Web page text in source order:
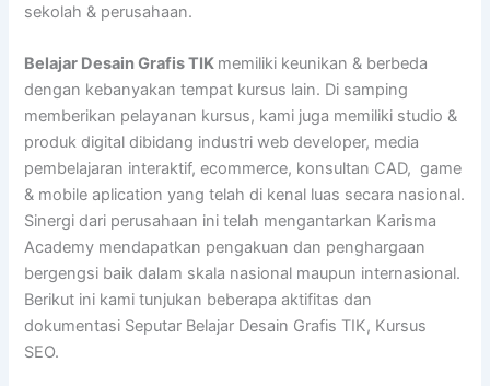
sekolah & perusahaan.
Belajar Desain Grafis TIK memiliki keunikan & berbeda
dengan kebanyakan tempat kursus lain. Di samping
memberikan pelayanan kursus, kami juga memiliki studio &
produk digital dibidang industri web developer, media
pembelajaran interaktif, ecommerce, konsultan CAD, game
& mobile aplication yang telah di kenal luas secara nasional.
Sinergi dari perusahaan ini telah mengantarkan Karisma
Academy mendapatkan pengakuan dan penghargaan
bergengsi baik dalam skala nasional maupun internasional.
Berikut ini kami tunjukan beberapa aktifitas dan
dokumentasi Seputar Belajar Desain Grafis TIK, Kursus
SEO.